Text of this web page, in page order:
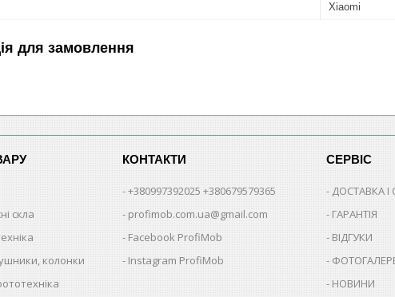
Xiaomi
для замовлення
скла
колонки
КОНТАКТИ
+380997392025 +380679579365
profimob.com.ua@gmail.com
Facebook ProfiMob
Instagram ProfiMob
СЕРВІС
ДОСТАВКА
ГАРАНТІЯ
ВІДГУКИ
НОВИНИ